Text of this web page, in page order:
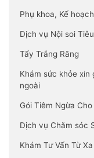
Phụ khoa, Kế
Dịch vụ Nội soi
Tẩy Trắng Răng
Khám sức khỏe xin
ngoài
Gói Tiêm Ngừa
Dịch vụ Chăm sóc
Khám Tư Vấn Từ Xa